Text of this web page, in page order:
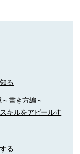
る
書き方編～
キルをアピールす
る